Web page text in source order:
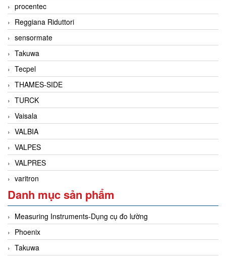
procentec
Reggiana Riduttori
sensormate
Takuwa
Tecpel
THAMES-SIDE
TURCK
Vaisala
VALBIA
VALPES
VALPRES
varitron
Danh mục sản phẩm
Measuring Instruments-Dụng cụ đo lường
Phoenix
Takuwa